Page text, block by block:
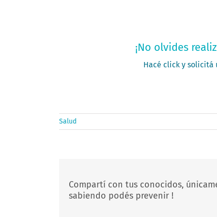
¡No olvides
Hacé click y solicitá
Salud
Compartí con tus conocidos,
sabiendo podés prevenir !